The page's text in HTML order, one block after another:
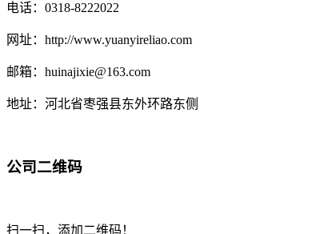
电话：0318-8222022
网址：http://www.yuanyireliao.com
邮箱：huinajixie@163.com
地址：河北省枣强县东外环路东侧
公司二维码
扫一扫，添加二维码！